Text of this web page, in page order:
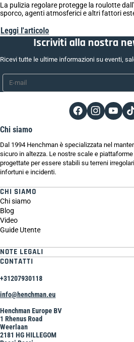
La pulizia regolare protegge la roulotte
sporco, agenti atmosferici e altri fattori
tetto, lavorare su superfici curve e farlo in
richiede l'attrezzatura giusta.
Leggi l'articolo
Iscriviti alla nostra
Ricevi tutte le ultime informazioni su eventi,
Chi siamo
Dal 1994 Henchman è specializzata nel
sicuro in altezza. Le nostre scale e
progettate per essere stabili su terreni
infortuni e incidenti.
CHI SIAMO
Chi siamo
Blog
Video
Guide Utente
NOTE LEGALI
CONTATTI
+31207930118
info@henchman.eu
Henchman Europe BV
1 Rhenus Road
Weerlaan
2181 HG HILLEGOM